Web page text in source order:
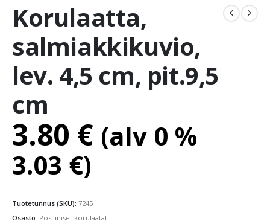
Korulaatta,
salmiakkikuvio,
lev. 4,5 cm, pit.9,5
cm
3.80 € (alv 0 %
3.03 €)
Tuotetunnus (SKU): 7245
Osasto: Posliiniset korulaatat